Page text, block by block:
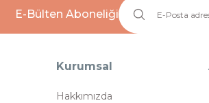
E-Bülten Aboneliği
Kurumsal
Hakkımızda